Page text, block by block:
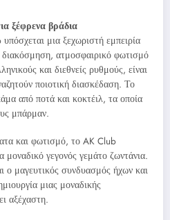
ξέφρενα βράδια
μια ξεχωριστή εμπειρία
ατμοσφαιρικό φωτισμό
και διεθνείς ρυθμούς, είναι
ποιοτική διασκέδαση. Το
από ποτά και κοκτέιλ, τα οποία
μπάρμαν.
και φωτισμό, το AK Club
μοναδικό γεγονός γεμάτο ζωντάνια.
μαγευτικός συνδυασμός ήχων και
μιας μοναδικής
αξέχαστη.